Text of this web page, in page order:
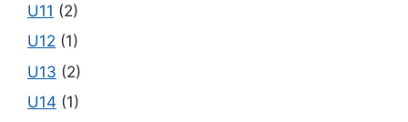
U11 (2)
U12 (1)
U13 (2)
U14 (1)